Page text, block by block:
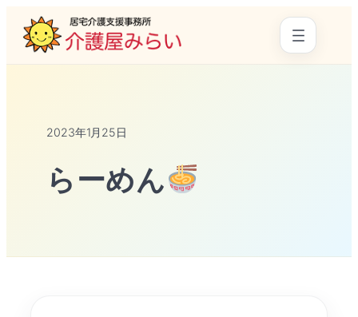
2023年1月25日
らーめん